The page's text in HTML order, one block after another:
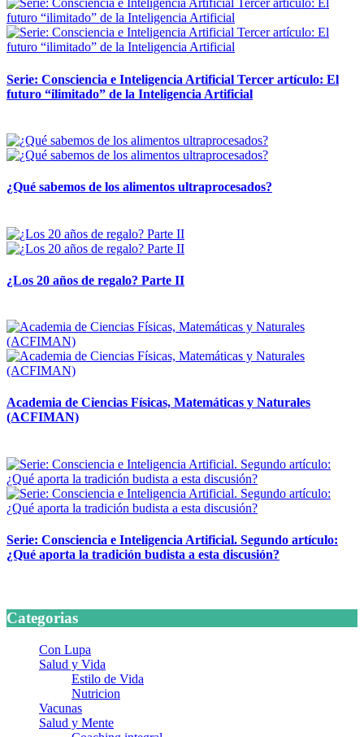
Serie: Consciencia e Inteligencia Artificial Tercer artículo: El
futuro “ilimitado” de la Inteligencia Artificial
¿Qué sabemos de los alimentos ultraprocesados?
¿Los 20 años de regalo? Parte II
Academia de Ciencias Físicas, Matemáticas y Naturales
(ACFIMAN)
Serie: Consciencia e Inteligencia Artificial. Segundo artículo:
¿Qué aporta la tradición budista a esta discusión?
Categorias
Con Lupa
Salud y Vida
Estilo de Vida
Nutricion
Vacunas
Salud y Mente